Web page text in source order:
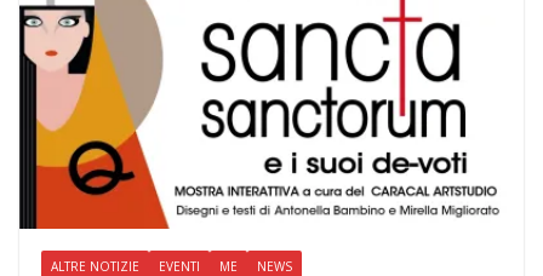
ALTRE NOTIZIE EVENTI ME NEWS